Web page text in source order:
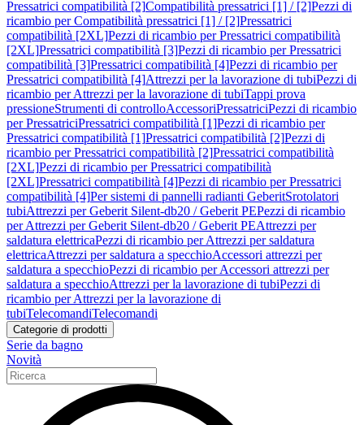
Pressatrici compatibilità [2]Compatibilità pressatrici [1] / [2]Pezzi di
ricambio per Compatibilità pressatrici [1] / [2]Pressatrici
compatibilità [2XL]Pezzi di ricambio per Pressatrici compatibilità
[2XL]Pressatrici compatibilità [3]Pezzi di ricambio per Pressatrici
compatibilità [3]Pressatrici compatibilità [4]Pezzi di ricambio per
Pressatrici compatibilità [4]Attrezzi per la lavorazione di tubiPezzi di
ricambio per Attrezzi per la lavorazione di tubiTappi prova
pressioneStrumenti di controlloAccessoriPressatriciPezzi di ricambio
per PressatriciPressatrici compatibilità [1]Pezzi di ricambio per
Pressatrici compatibilità [1]Pressatrici compatibilità [2]Pezzi di
ricambio per Pressatrici compatibilità [2]Pressatrici compatibilità
[2XL]Pezzi di ricambio per Pressatrici compatibilità
[2XL]Pressatrici compatibilità [4]Pezzi di ricambio per Pressatrici
compatibilità [4]Per sistemi di pannelli radianti GeberitSrotolatori
tubiAttrezzi per Geberit Silent-db20 / Geberit PEPezzi di ricambio
per Attrezzi per Geberit Silent-db20 / Geberit PEAttrezzi per
saldatura elettricaPezzi di ricambio per Attrezzi per saldatura
elettricaAttrezzi per saldatura a specchioAccessori attrezzi per
saldatura a specchioPezzi di ricambio per Accessori attrezzi per
saldatura a specchioAttrezzi per la lavorazione di tubiPezzi di
ricambio per Attrezzi per la lavorazione di
tubiTelecomandiTelecomandi
Categorie di prodotti
Serie da bagno
Novità